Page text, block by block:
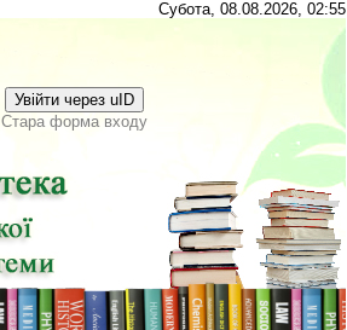
Субота, 08.08.2026, 02:55
Увійти через uID
Стара форма входу